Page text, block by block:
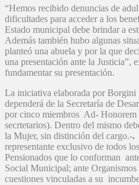
“Hemos recibido denuncias de
dificultades para acceder a los
Estado municipal debe brindar a
Además también hubo algunas
planteó una abuela y por la que
una presentación ante la Justicia”,
fundamentar su presentación.
La iniciativa elaborada por
dependerá de la Secretaría de
por cinco miembros Ad- Honorem
secrtetarios). Dentro del mismo
la Mujer, sin distinción del cargo.-.
representante exclusivo de todos
Pensionados que lo conforman
Social Municipal; ante
cuestiones vinculadas a su